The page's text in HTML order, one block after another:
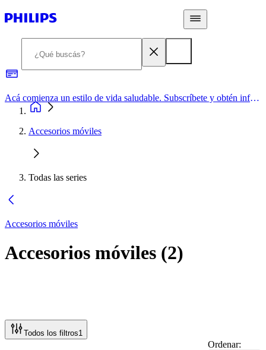
Acá comienza un estilo de vida saludable. Subscríbete y obtén información de primera mano
Accesorios móviles
Todas las series
Accesorios móviles
Accesorios móviles (2)
Todos los filtros1
Ordenar: